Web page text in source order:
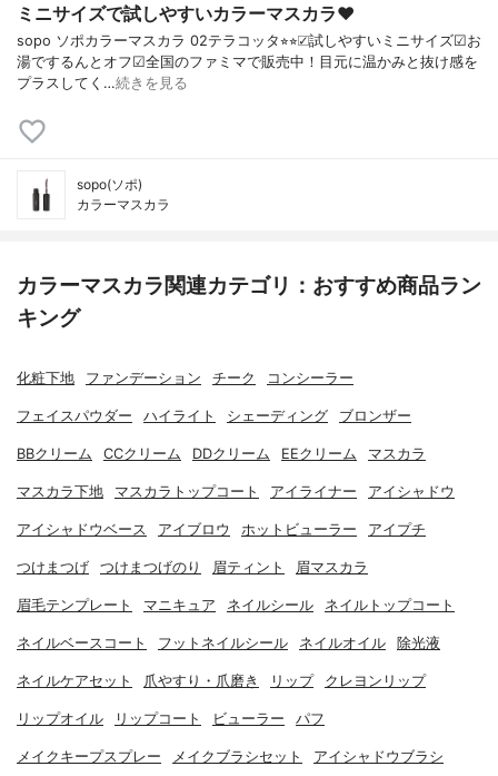
ミニサイズで試しやすいカラーマスカラ♥︎
sopo ソポカラーマスカラ 02テラコッタ⭐︎⭐︎☑︎試しやすいミニサイズ☑︎お
湯でするんとオフ☑︎全国のファミマで販売中！目元に温かみと抜け感を
プラスしてく…続きを見る
sopo(ソポ)
カラーマスカラ
カラーマスカラ関連カテゴリ：おすすめ商品ラン
キング
化粧下地 ファンデーション チーク コンシーラー
フェイスパウダー ハイライト シェーディング ブロンザー
BBクリーム CCクリーム DDクリーム EEクリーム マスカラ
マスカラ下地 マスカラトップコート アイライナー アイシャドウ
アイシャドウベース アイブロウ ホットビューラー アイプチ
つけまつげ つけまつげのり 眉ティント 眉マスカラ
眉毛テンプレート マニキュア ネイルシール ネイルトップコート
ネイルベースコート フットネイルシール ネイルオイル 除光液
ネイルケアセット 爪やすり・爪磨き リップ クレヨンリップ
リップオイル リップコート ビューラー パフ
メイクキープスプレー メイクブラシセット アイシャドウブラシ